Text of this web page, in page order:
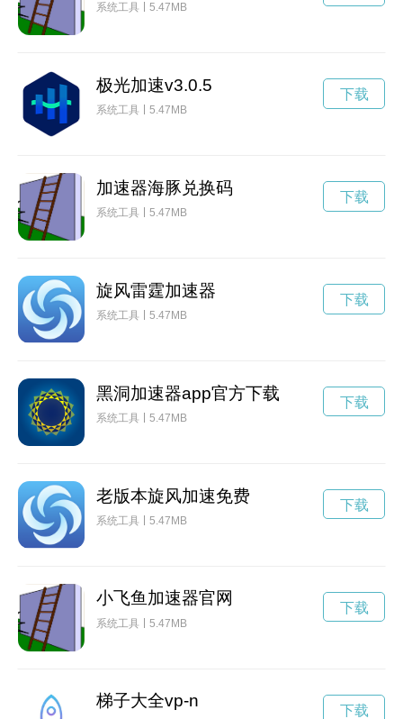
系统工具 5.47MB
极光加速v3.0.5
系统工具 5.47MB
下载
加速器海豚兑换码
系统工具 5.47MB
下载
旋风雷霆加速器
系统工具 5.47MB
下载
黑洞加速器app官方下载
系统工具 5.47MB
下载
老版本旋风加速免费
系统工具 5.47MB
下载
小飞鱼加速器官网
系统工具 5.47MB
下载
梯子大全vp-n 下载